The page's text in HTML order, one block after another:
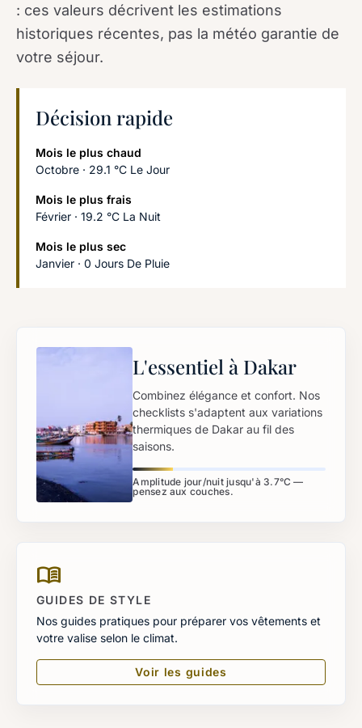
: ces valeurs décrivent les estimations
historiques récentes, pas la météo garantie de
votre séjour.
Décision rapide
Mois le plus chaud
Octobre · 29.1 °C Le Jour
Mois le plus frais
Février · 19.2 °C La Nuit
Mois le plus sec
Janvier · 0 Jours De Pluie
L'essentiel à Dakar
Combinez élégance et confort. Nos
checklists s'adaptent aux variations
thermiques de Dakar au fil des
saisons.
Amplitude jour/nuit jusqu'à 3.7°C —
pensez aux couches.
menu_book
GUIDES DE STYLE
Nos guides pratiques pour préparer vos vêtements et
votre valise selon le climat.
Voir les guides